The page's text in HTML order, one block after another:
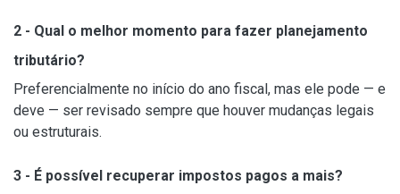
2 - Qual o melhor momento para fazer planejamento
tributário?
Preferencialmente no início do ano fiscal, mas ele pode — e
deve — ser revisado sempre que houver mudanças legais
ou estruturais.
3 - É possível recuperar impostos pagos a mais?